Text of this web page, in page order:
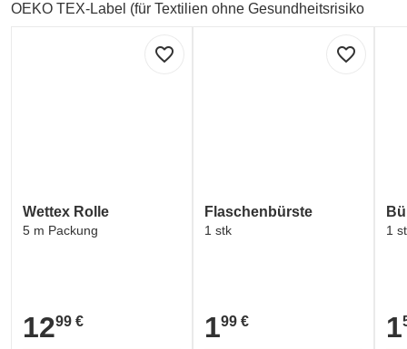
OEKO TEX-Label (für Textilien ohne Gesundheitsrisiko
favorite_border
Wettex Rolle
5 m Packung
12,99 €
1299 €
favorite_border
Flaschenbürste
1 stk
1,99 €
199 €
1
1